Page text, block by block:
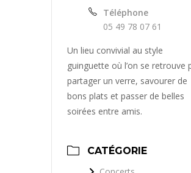
Téléphone
05 49 78 07 61
Un lieu convivial au style
guinguette où l’on se retrouve
partager un verre, savourer de
bons plats et passer de belles
soirées entre amis.
CATÉGORIE